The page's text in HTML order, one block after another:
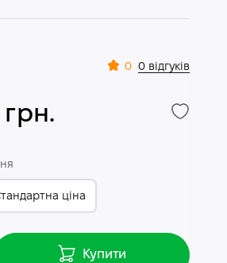
0 0 відгуків
грн.
ціна
Купити